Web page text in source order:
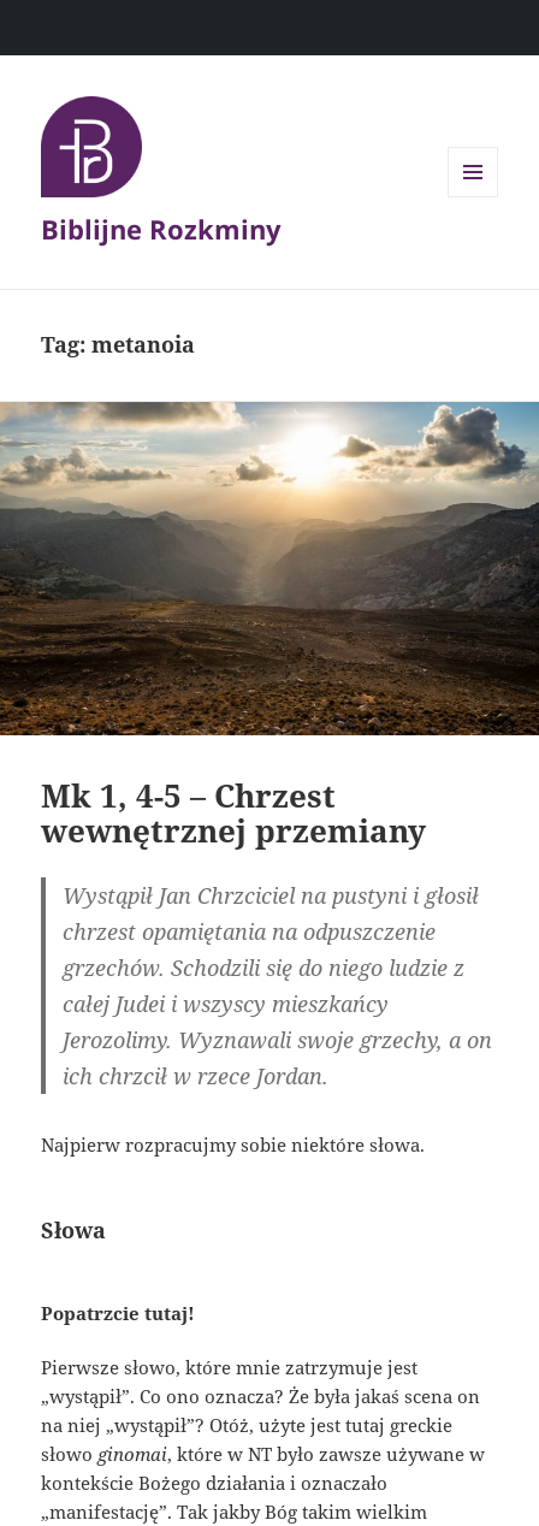
Biblijne Rozkminy
Tag:metanoia
Mk 1, 4-5 – Chrzest
wewnętrznej przemiany
Wystąpił Jan Chrzciciel na pustyni i głosił
chrzest opamiętania na odpuszczenie
grzechów. Schodzili się do niego ludzie z
całej Judei i wszyscy mieszkańcy
Jerozolimy. Wyznawali swoje grzechy, a on
ich chrzcił w rzece Jordan.
Najpierw rozpracujmy sobie niektóre słowa.
Słowa
Popatrzcie tutaj!
Pierwsze słowo, które mnie zatrzymuje jest
„wystąpił”. Co ono oznacza? Że była jakaś scena on
na niej „wystąpił”? Otóż, użyte jest tutaj greckie
słowo ginomai, które w NT było zawsze używane w
kontekście Bożego działania i oznaczało
„manifestację”. Tak jakby Bóg takim wielkim